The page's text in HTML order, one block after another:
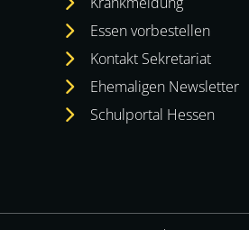
Essen vorbestellen
Kontakt Sekretariat
Ehemaligen Newsletter
Schulportal Hessen